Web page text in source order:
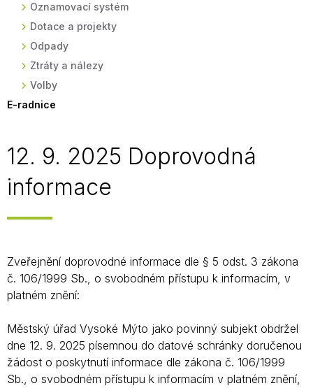
Oznamovací systém
Dotace a projekty
Odpady
Ztráty a nálezy
Volby
E-radnice
12. 9. 2025 Doprovodná
informace
Zveřejnění doprovodné informace dle § 5 odst. 3 zákona
č. 106/1999 Sb., o svobodném přístupu k informacím, v
platném znění:
Městský úřad Vysoké Mýto jako povinný subjekt obdržel
dne 12. 9. 2025 písemnou do datové schránky doručenou
žádost o poskytnutí informace dle zákona č. 106/1999
Sb., o svobodném přístupu k informacím v platném znění,